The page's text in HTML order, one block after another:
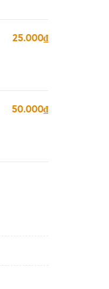
25.000₫
50.000₫